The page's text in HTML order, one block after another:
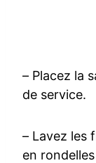
– Placez la
de service.
– Lavez les
en